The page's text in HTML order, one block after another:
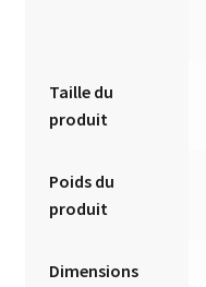
Taille du
produit
Poids du
produit
Dimensions